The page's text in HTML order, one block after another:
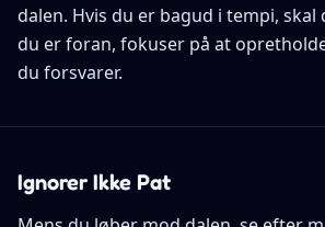
dalen. Hvis du er bagud i tempi, skal
du er foran, fokuser på at
du forsvarer.
Ignorer Ikke Pat